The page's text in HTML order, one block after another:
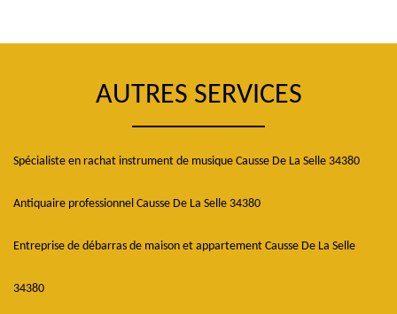
AUTRES SERVICES
Spécialiste en rachat instrument de musique Causse De La Selle 34380
Antiquaire professionnel Causse De La Selle 34380
Entreprise de débarras de maison et appartement Causse De La Selle
34380